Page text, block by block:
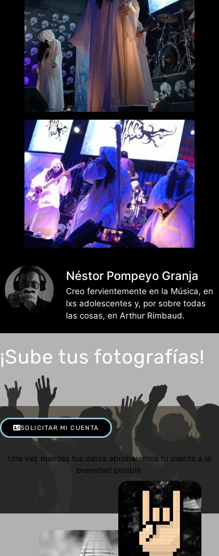
Néstor Pompeyo Granja
Creo fervientemente en la Música, en
lxs adolescentes y, por sobre todas
las cosas, en Arthur Rimbaud.
¡Sube tus fotografías!
SOLICITAR MI CUENTA
Una vez mandes tus datos aprobaremos tu cuenta a la
brevedad posible.